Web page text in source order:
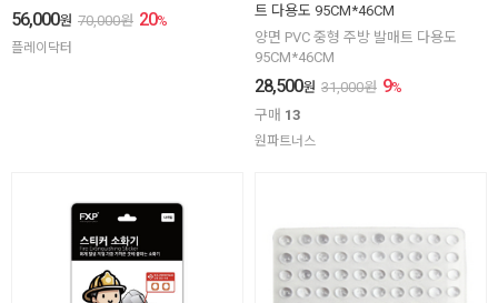
56,000원 70,000원 20%
플레이닥터
트 다용도 95CM*46CM
양면 PVC 중형 주방 발매트 다용도
95CM*46CM
28,500원 31,000원 9%
구매 13
원파트너스